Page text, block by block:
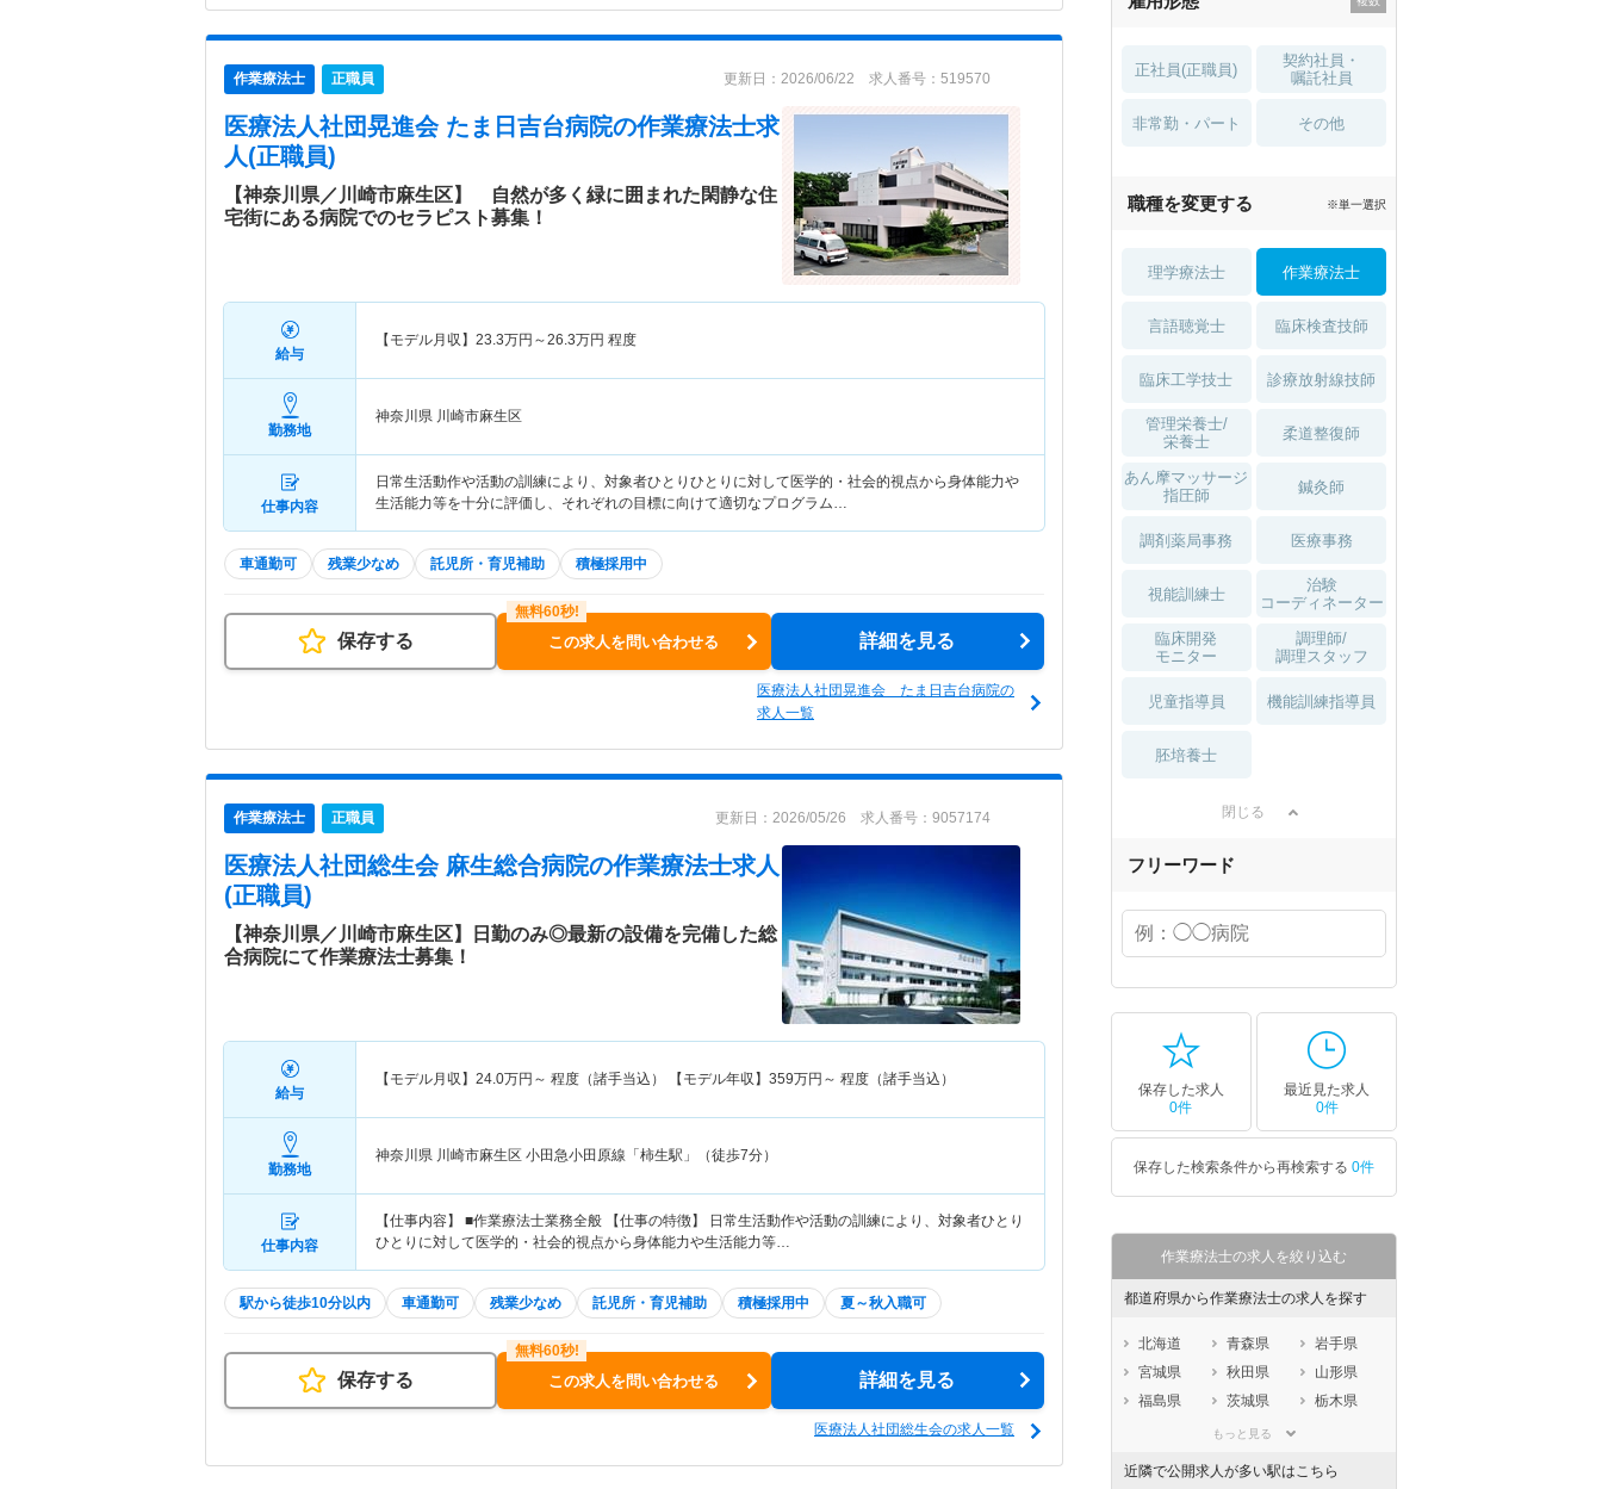
作業療法士 正職員 更新日：2026/06/22 求人番号：519570
医療法人社団晃進会 たま日吉台病院の作業療法士求
人(正職員)
【神奈川県／川崎市麻生区】 自然が多く緑に囲まれた閑静な住
宅街にある病院でのセラピスト募集！
給与
【モデル月収】 23.3万円～26.3万円 程度
勤務地
神奈川県 川崎市麻生区
仕事内容
日常生活動作や活動の訓練により、対象者ひとりひとりに対して医学的・社会的視点から身体能力や
生活能力等を十分に評価し、それぞれの目標に向けて適切なプログラム…
車通勤可 残業少なめ 託児所・育児補助 積極採用中
保存する この求人を問い合わせる 詳細を見る
医療法人社団晃進会 たま日吉台病院の
求人一覧
作業療法士 正職員 更新日：2026/05/26 求人番号：9057174
医療法人社団総生会 麻生総合病院の作業療法士求人
(正職員)
【神奈川県／川崎市麻生区】日勤のみ◎最新の設備を完備した総
合病院にて作業療法士募集！
給与
【モデル月収】 24.0万円～ 程度（諸手当込） 【モデル年収】 359万円～ 程度（諸手当込）
勤務地
神奈川県 川崎市麻生区 小田急小田原線「柿生駅」（徒歩7分）
仕事内容
【仕事内容】 ■作業療法士業務全般 【仕事の特徴】 日常生活動作や活動の訓練により、対象者ひとり
ひとりに対して医学的・社会的視点から身体能力や生活能力等…
駅から徒歩10分以内 車通勤可 残業少なめ 託児所・育児補助 積極採用中 夏～秋入職可
保存する この求人を問い合わせる 詳細を見る
医療法人社団総生会の求人一覧
正社員(正職員)
契約社員・
嘱託社員
非常勤・パート その他
職種を変更する ※単一選択
理学療法士 作業療法士
言語聴覚士 臨床検査技師
臨床工学技士 診療放射線技師
管理栄養士/
栄養士
柔道整復師
あん摩マッサージ
指圧師
鍼灸師
調剤薬局事務 医療事務
視能訓練士
治験
コーディネーター
臨床開発
モニター
調理師/
調理スタッフ
児童指導員 機能訓練指導員
胚培養士
閉じる
フリーワード
保存した求人
0件
最近見た求人
0件
保存した検索条件から再検索する 0件
作業療法士の求人を絞り込む
都道府県から作業療法士の求人を探す
北海道 青森県
岩手県
宮城県
秋田県
山形県
福島県
茨城県
栃木県
埼玉県
もっと見る
近隣で公開求人が多い駅はこちら